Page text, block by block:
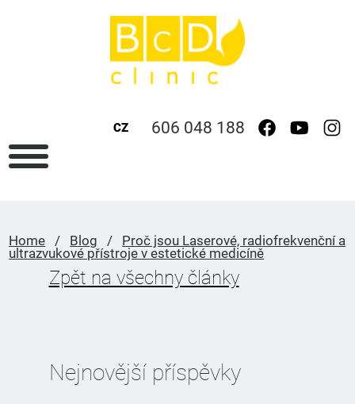
CZ 606 048 188
Home / Blog /
Proč jsou Laserové, radiofrekvenční a
ultrazvukové přístroje v estetické medicíně
Zpět na všechny články
Nejnovější příspěvky